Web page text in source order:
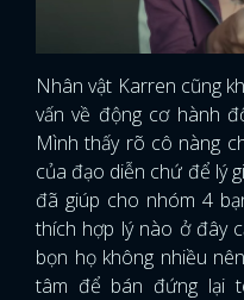
Nhân vật Karren cũng
vấn về động cơ hành
Mình thấy rõ cô nàng
của đạo diễn chứ để lý
đã giúp cho nhóm 4
thích hợp lý nào ở đây
bọn họ không nhiều
tâm để bán đứng lại